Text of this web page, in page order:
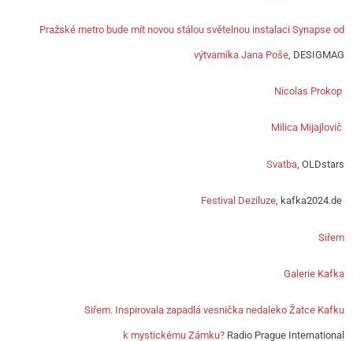
Pražské metro bude mít novou stálou světelnou instalaci Synapse od
výtvarníka Jana Poše , DESIGMAG
Nicolas Prokop
Milica Mijajlovič
Svatba , OLDstars
Festival Deziluze, kafka2024.de
Siřem
Galerie Kafka
Siřem. Inspirovala zapadlá vesnička nedaleko Žatce Kafku
k mystickému Zámku? Radio Prague International